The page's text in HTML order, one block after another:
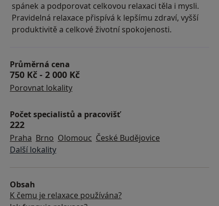
spánek a podporovat celkovou relaxaci těla i mysli.
Pravidelná relaxace přispívá k lepšímu zdraví, vyšší
produktivitě a celkové životní spokojenosti.
Průměrná cena
750 Kč - 2 000 Kč
Porovnat lokality
Počet specialistů a pracovišť
222
Praha Brno Olomouc České Budějovice
Další lokality
Obsah
K čemu je relaxace používána?